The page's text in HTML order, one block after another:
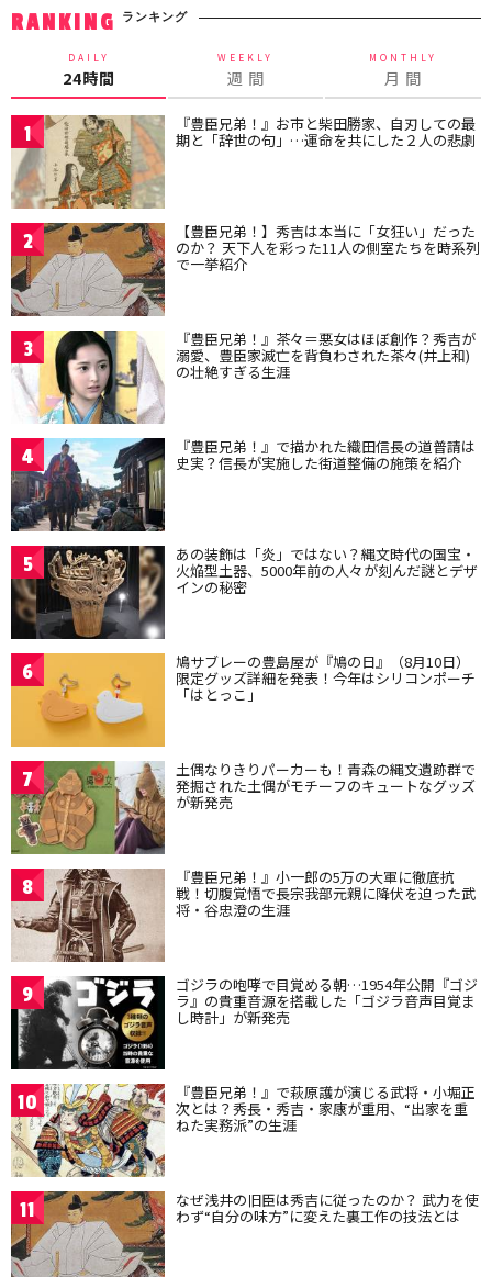
RANKING ランキング
DAILY
24時間
WEEKLY
週 間
MONTHLY
月 間
1 『豊臣兄弟！』お市と柴田勝家、自刃しての最
期と「辞世の句」…運命を共にした２人の悲劇
2 【豊臣兄弟！】秀吉は本当に「女狂い」だった
のか？ 天下人を彩った11人の側室たちを時系列
で一挙紹介
3 『豊臣兄弟！』茶々＝悪女はほぼ創作？秀吉が
溺愛、豊臣家滅亡を背負わされた茶々(井上和)
の壮絶すぎる生涯
4 『豊臣兄弟！』で描かれた織田信長の道普請は
史実？信長が実施した街道整備の施策を紹介
5 あの装飾は「炎」ではない？縄文時代の国宝・
火焔型土器、5000年前の人々が刻んだ謎とデザ
インの秘密
6 鳩サブレーの豊島屋が『鳩の日』（8月10日）
限定グッズ詳細を発表！今年はシリコンポーチ
「はとっこ」
7 土偶なりきりパーカーも！青森の縄文遺跡群で
発掘された土偶がモチーフのキュートなグッズ
が新発売
8 『豊臣兄弟！』小一郎の5万の大軍に徹底抗
戦！切腹覚悟で長宗我部元親に降伏を迫った武
将・谷忠澄の生涯
9 ゴジラの咆哮で目覚める朝…1954年公開『ゴジ
ラ』の貴重音源を搭載した「ゴジラ音声目覚ま
し時計」が新発売
10 『豊臣兄弟！』で萩原護が演じる武将・小堀正
次とは？秀長・秀吉・家康が重用、“出家を重
ねた実務派”の生涯
11 なぜ浅井の旧臣は秀吉に従ったのか？ 武力を使
わず“自分の味方”に変えた裏工作の技法とは